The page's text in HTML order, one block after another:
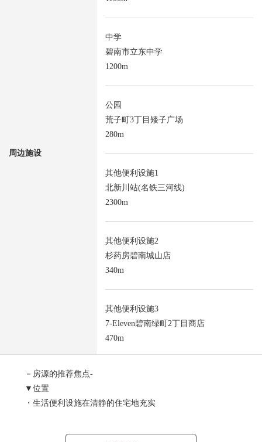
周边施设
中学
碧南市立东中学
1200m
公园
荒子町3丁目矮子广场
280m
其他便利设施1
北新川站(名铁三河线)
2300m
其他便利设施2
杉药房碧南城山店
340m
其他便利设施3
7-Eleven碧南绿町2丁目商店
470m
－房源的推荐焦点-
▼位置
・生活便利设施在清静的住宅地充实
・土地面积236.44平米(约71.52坪)